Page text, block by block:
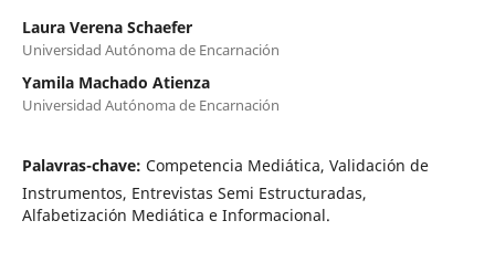
Laura Verena Schaefer
Universidad Autónoma de Encarnación
Yamila Machado Atienza
Universidad Autónoma de Encarnación
Palavras-chave: Competencia Mediática, Validación de
Instrumentos, Entrevistas Semi Estructuradas,
Alfabetización Mediática e Informacional.